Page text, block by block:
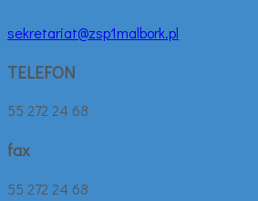
sekretariat@zsp1malbork.pl
TELEFON
55 272 24 68
fax
55 272 24 68